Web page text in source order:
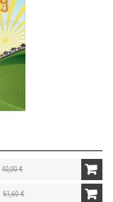
40,00 €
61,60 €